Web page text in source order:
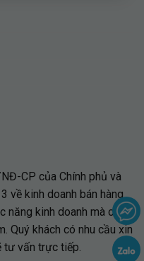
CP của Chính phủ và
về kinh doanh bán hàng
năng kinh doanh mà chỉ là
Quý khách có nhu cầu xin
tư vấn trực tiếp.